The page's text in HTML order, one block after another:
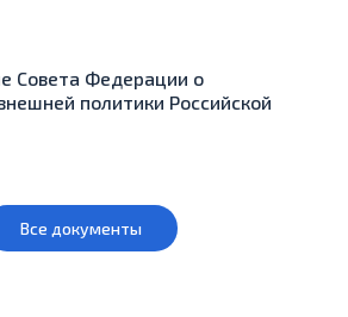
Совета Федерации о
политики Российской
Все документы